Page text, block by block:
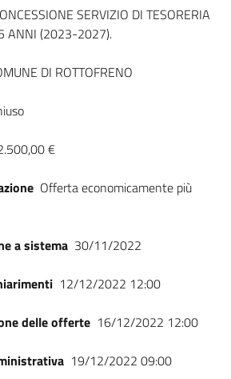
SERVIZIO DI TESORERIA
ANNI (2023-2027).
DI ROTTOFRENO
€
Offerta economicamente più
a sistema 30/11/2022
12/12/2022 12:00
delle offerte 16/12/2022 12:00
19/12/2022 09:00